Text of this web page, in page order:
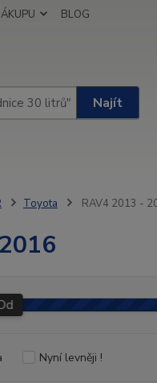
BLOG
Najít
Toyota RAV4 2013 -
Nyní levněji !